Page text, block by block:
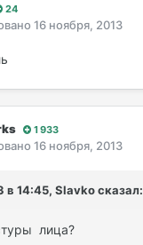
24
16 ноября, 2013
1 933
16 ноября, 2013
в 14:45, Slavko сказал:
лица?